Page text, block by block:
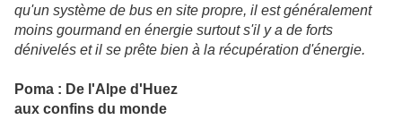
qu'un système de bus en site propre, il est généralement
moins gourmand en énergie surtout s'il y a de forts
dénivelés et il se prête bien à la récupération d'énergie.
Poma : De l'Alpe d'Huez
aux confins du monde